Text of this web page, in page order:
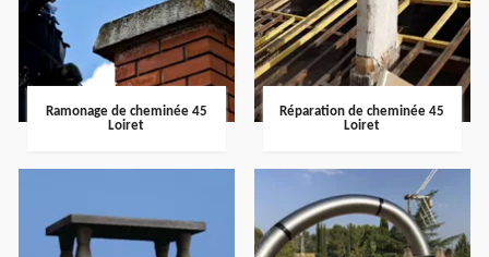
Ramonage de cheminée 45
Loiret
Réparation de cheminée 45
Loiret